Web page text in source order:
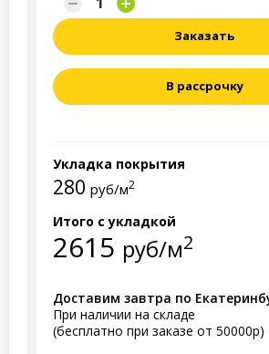
Заказать
В рассрочку
Укладка покрытия
280 руб/м2
Итого с укладкой
2615 руб/м2
Доставим завтра по
При наличии на складе
(бесплатно при заказе от 50000р)